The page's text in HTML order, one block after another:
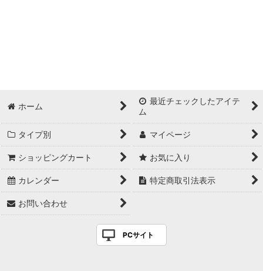
ホーム
最近チェックしたアイテ
ム
タイプ別 マイページ
ショッピングカート お気に入り
カレンダー 特定商取引法表示
お問い合わせ
PCサイト